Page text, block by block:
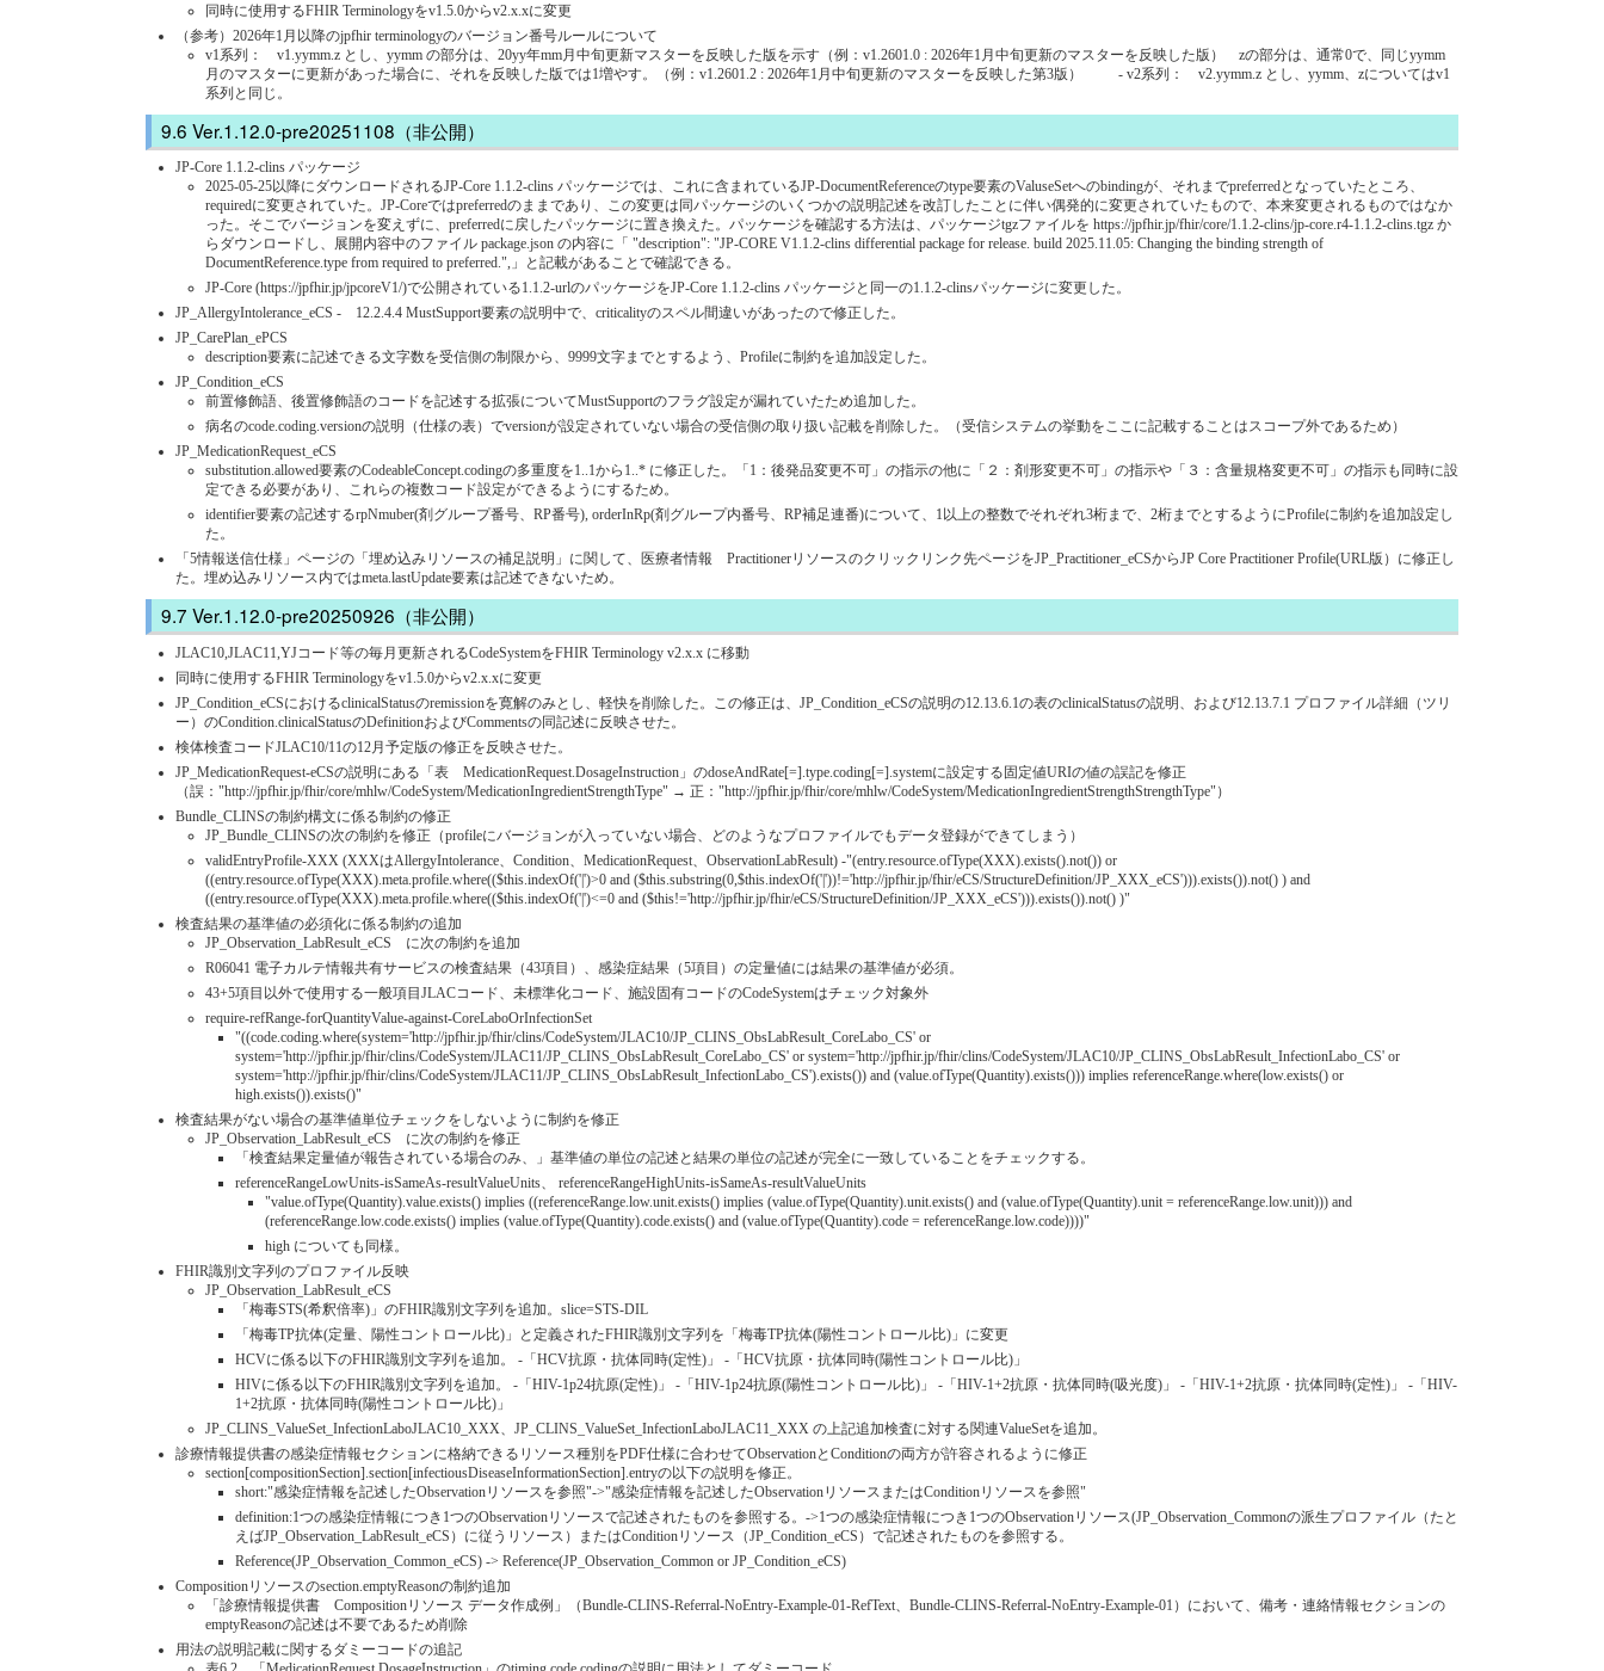
同時に使用するFHIR Terminologyをv1.5.0からv2.x.xに変更
（参考）2026年1月以降のjpfhir terminologyのバージョン番号ルールについて
v1系列： v1.yymm.z とし、yymm の部分は、20yy年mm月中旬更新マスターを反映した版を示す（例：v1.2601.0 : 2026年1月中旬更新のマスターを反映した版） zの部分は、通常0で、同じyymm
月のマスターに更新があった場合に、それを反映した版では1増やす。（例：v1.2601.2 : 2026年1月中旬更新のマスターを反映した第3版） - v2系列： v2.yymm.z とし、yymm、zについてはv1
系列と同じ。
Ver.1.12.0-pre20251108（非公開）
JP-Core 1.1.2-clins パッケージ
2025-05-25以降にダウンロードされるJP-Core 1.1.2-clins パッケージでは、これに含まれているJP-DocumentReferenceのtype要素のValuseSetへのbindingが、それまでpreferredとなっていたところ、
requiredに変更されていた。JP-Coreではpreferredのままであり、この変更は同パッケージのいくつかの説明記述を改訂したことに伴い偶発的に変更されていたもので、本来変更されるものではなか
った。そこでバージョンを変えずに、preferredに戻したパッケージに置き換えた。パッケージを確認する方法は、パッケージtgzファイルを https://jpfhir.jp/fhir/core/1.1.2-clins/jp-core.r4-1.1.2-clins.tgz か
らダウンロードし、展開内容中のファイル package.json の内容に「 "description": "JP-CORE V1.1.2-clins differential package for release. build 2025.11.05: Changing the binding strength of
DocumentReference.type from required to preferred.",」と記載があることで確認できる。
JP-Core (https://jpfhir.jp/jpcoreV1/)で公開されている1.1.2-urlのパッケージをJP-Core 1.1.2-clins パッケージと同一の1.1.2-clinsパッケージに変更した。
JP_AllergyIntolerance_eCS - 12.2.4.4 MustSupport要素の説明中で、criticalityのスペル間違いがあったので修正した。
JP_CarePlan_ePCS
description要素に記述できる文字数を受信側の制限から、9999文字までとするよう、Profileに制約を追加設定した。
JP_Condition_eCS
前置修飾語、後置修飾語のコードを記述する拡張についてMustSupportのフラグ設定が漏れていたため追加した。
病名のcode.coding.versionの説明（仕様の表）でversionが設定されていない場合の受信側の取り扱い記載を削除した。（受信システムの挙動をここに記載することはスコープ外であるため）
JP_MedicationRequest_eCS
substitution.allowed要素のCodeableConcept.codingの多重度を1..1から1..* に修正した。「1：後発品変更不可」の指示の他に「２：剤形変更不可」の指示や「３：含量規格変更不可」の指示も同時に設
定できる必要があり、これらの複数コード設定ができるようにするため。
identifier要素の記述するrpNmuber(剤グループ番号、RP番号), orderInRp(剤グループ内番号、RP補足連番)について、1以上の整数でそれぞれ3桁まで、2桁までとするようにProfileに制約を追加設定し
た。
「5情報送信仕様」ページの「埋め込みリソースの補足説明」に関して、医療者情報 Practitionerリソースのクリックリンク先ページをJP_Practitioner_eCSからJP Core Practitioner Profile(URL版）に修正し
た。埋め込みリソース内ではmeta.lastUpdate要素は記述できないため。
Ver.1.12.0-pre20250926（非公開）
JLAC10,JLAC11,YJコード等の毎月更新されるCodeSystemをFHIR Terminology v2.x.x に移動
同時に使用するFHIR Terminologyをv1.5.0からv2.x.xに変更
JP_Condition_eCSにおけるclinicalStatusのremissionを寛解のみとし、軽快を削除した。この修正は、JP_Condition_eCSの説明の12.13.6.1の表のclinicalStatusの説明、および12.13.7.1 プロファイル詳細（ツリ
ー）のCondition.clinicalStatusのDefinitionおよびCommentsの同記述に反映させた。
検体検査コードJLAC10/11の12月予定版の修正を反映させた。
JP_MedicationRequest-eCSの説明にある「表 MedicationRequest.DosageInstruction」のdoseAndRate[=].type.coding[=].systemに設定する固定値URIの値の誤記を修正
（誤："http://jpfhir.jp/fhir/core/mhlw/CodeSystem/MedicationIngredientStrengthType" → 正："http://jpfhir.jp/fhir/core/mhlw/CodeSystem/MedicationIngredientStrengthStrengthType"）
Bundle_CLINSの制約構文に係る制約の修正
JP_Bundle_CLINSの次の制約を修正（profileにバージョンが入っていない場合、どのようなプロファイルでもデータ登録ができてしまう）
validEntryProfile-XXX (XXXはAllergyIntolerance、Condition、MedicationRequest、ObservationLabResult) -"(entry.resource.ofType(XXX).exists().not()) or
((entry.resource.ofType(XXX).meta.profile.where(($this.indexOf('|')>0 and ($this.substring(0,$this.indexOf('|'))!='http://jpfhir.jp/fhir/eCS/StructureDefinition/JP_XXX_eCS'))).exists()).not() ) and
((entry.resource.ofType(XXX).meta.profile.where(($this.indexOf('|')<=0 and ($this!='http://jpfhir.jp/fhir/eCS/StructureDefinition/JP_XXX_eCS'))).exists()).not() )"
検査結果の基準値の必須化に係る制約の追加
JP_Observation_LabResult_eCS に次の制約を追加
R06041 電子カルテ情報共有サービスの検査結果（43項目）、感染症結果（5項目）の定量値には結果の基準値が必須。
43+5項目以外で使用する一般項目JLACコード、未標準化コード、施設固有コードのCodeSystemはチェック対象外
require-refRange-forQuantityValue-against-CoreLaboOrInfectionSet
"((code.coding.where(system='http://jpfhir.jp/fhir/clins/CodeSystem/JLAC10/JP_CLINS_ObsLabResult_CoreLabo_CS' or
system='http://jpfhir.jp/fhir/clins/CodeSystem/JLAC11/JP_CLINS_ObsLabResult_CoreLabo_CS' or system='http://jpfhir.jp/fhir/clins/CodeSystem/JLAC10/JP_CLINS_ObsLabResult_InfectionLabo_CS' or
system='http://jpfhir.jp/fhir/clins/CodeSystem/JLAC11/JP_CLINS_ObsLabResult_InfectionLabo_CS').exists()) and (value.ofType(Quantity).exists())) implies referenceRange.where(low.exists() or
high.exists()).exists()"
検査結果がない場合の基準値単位チェックをしないように制約を修正
JP_Observation_LabResult_eCS に次の制約を修正
「検査結果定量値が報告されている場合のみ、」基準値の単位の記述と結果の単位の記述が完全に一致していることをチェックする。
referenceRangeLowUnits-isSameAs-resultValueUnits、 referenceRangeHighUnits-isSameAs-resultValueUnits
"value.ofType(Quantity).value.exists() implies ((referenceRange.low.unit.exists() implies (value.ofType(Quantity).unit.exists() and (value.ofType(Quantity).unit = referenceRange.low.unit))) and
(referenceRange.low.code.exists() implies (value.ofType(Quantity).code.exists() and (value.ofType(Quantity).code = referenceRange.low.code))))"
high についても同様。
FHIR識別文字列のプロファイル反映
JP_Observation_LabResult_eCS
「梅毒STS(希釈倍率)」のFHIR識別文字列を追加。slice=STS-DIL
「梅毒TP抗体(定量、陽性コントロール比)」と定義されたFHIR識別文字列を「梅毒TP抗体(陽性コントロール比)」に変更
HCVに係る以下のFHIR識別文字列を追加。 -「HCV抗原・抗体同時(定性)」 -「HCV抗原・抗体同時(陽性コントロール比)」
HIVに係る以下のFHIR識別文字列を追加。 -「HIV-1p24抗原(定性)」 -「HIV-1p24抗原(陽性コントロール比)」 -「HIV-1+2抗原・抗体同時(吸光度)」 -「HIV-1+2抗原・抗体同時(定性)」 -「HIV-
1+2抗原・抗体同時(陽性コントロール比)」
JP_CLINS_ValueSet_InfectionLaboJLAC10_XXX、JP_CLINS_ValueSet_InfectionLaboJLAC11_XXX の上記追加検査に対する関連ValueSetを追加。
診療情報提供書の感染症情報セクションに格納できるリソース種別をPDF仕様に合わせてObservationとConditionの両方が許容されるように修正
section[compositionSection].section[infectiousDiseaseInformationSection].entryの以下の説明を修正。
short:"感染症情報を記述したObservationリソースを参照"->"感染症情報を記述したObservationリソースまたはConditionリソースを参照"
definition:1つの感染症情報につき1つのObservationリソースで記述されたものを参照する。->1つの感染症情報につき1つのObservationリソース(JP_Observation_Commonの派生プロファイル（たと
えばJP_Observation_LabResult_eCS）に従うリソース）またはConditionリソース（JP_Condition_eCS）で記述されたものを参照する。
Reference(JP_Observation_Common_eCS) -> Reference(JP_Observation_Common or JP_Condition_eCS)
Compositionリソースのsection.emptyReasonの制約追加
「診療情報提供書 Compositionリソース データ作成例」（Bundle-CLINS-Referral-NoEntry-Example-01-RefText、Bundle-CLINS-Referral-NoEntry-Example-01）において、備考・連絡情報セクションの
emptyReasonの記述は不要であるため削除
用法の説明記載に関するダミーコードの追記